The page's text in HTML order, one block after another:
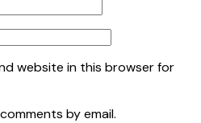
website in this browser for
by email.